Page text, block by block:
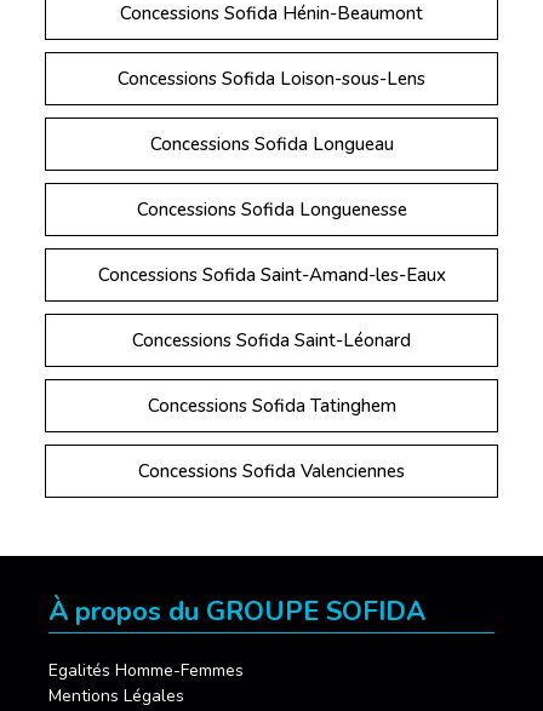
Concessions Sofida Hénin-Beaumont
Concessions Sofida Loison-sous-Lens
Concessions Sofida Longueau
Concessions Sofida Longuenesse
Concessions Sofida Saint-Amand-les-Eaux
Concessions Sofida Saint-Léonard
Concessions Sofida Tatinghem
Concessions Sofida Valenciennes
À propos du GROUPE SOFIDA
Egalités Homme-Femmes
Mentions Légales